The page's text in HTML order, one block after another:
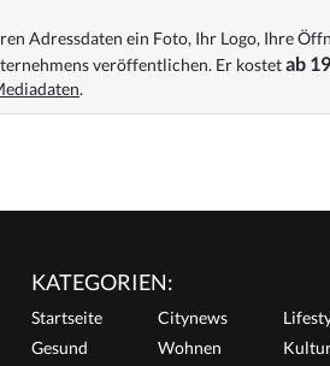
Adressdaten ein Foto, Ihr Logo, Ihre
veröffentlichen. Er kostetab
.
KATEGORIEN:
Startseite Citynews
Gesund
Wohnen